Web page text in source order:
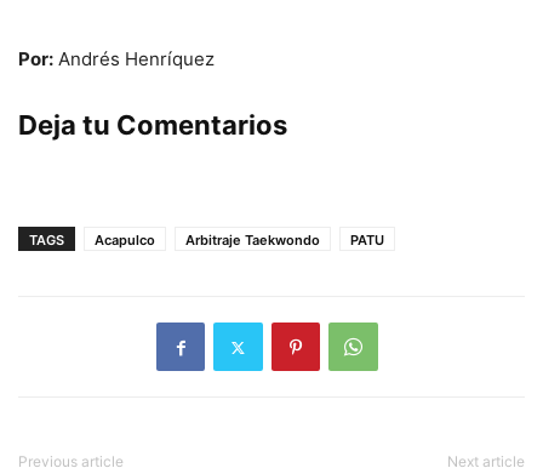
Por: Andrés Henríquez
Deja tu Comentarios
TAGS Acapulco Arbitraje Taekwondo PATU
Previous article Next article